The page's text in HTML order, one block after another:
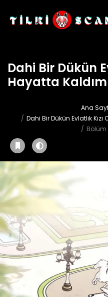
Dahi Bir Dükün
Hayatta
Ana
Dahi Bir Dükün Evlatlık
Bölüm